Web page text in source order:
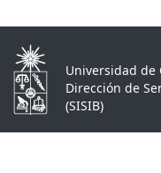
Universidad de
Dirección de
(SISIB)